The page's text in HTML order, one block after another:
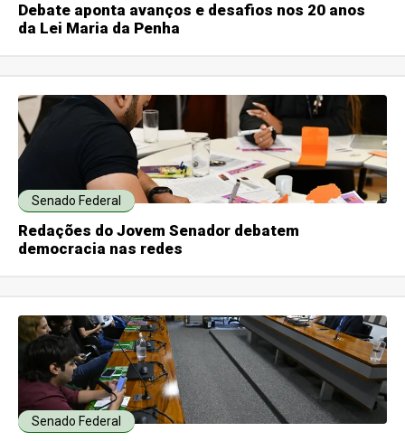
Debate aponta avanços e desafios nos 20 anos
da Lei Maria da Penha
Senado Federal
Redações do Jovem Senador debatem
democracia nas redes
Senado Federal